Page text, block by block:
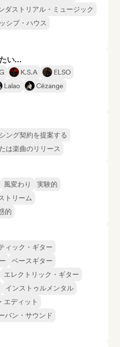
ダストリアル・ミュージック
シブ・ハウス
い…
K.S.A
ELSO
Lalao
Cēzange
ング契約を提案する
は楽曲のリリース
風変わり
実験的
トリーム
的
ィック・ギター
ベースギター
エレクトリック・ギター
インストゥルメンタル
エディット
バン・サウンド